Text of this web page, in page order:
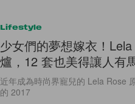
Lifestyle
少女們的夢想嫁衣！
爐，12 套也美得讓人有
近年成為時尚界寵兒的 Lela Rose
的 2017